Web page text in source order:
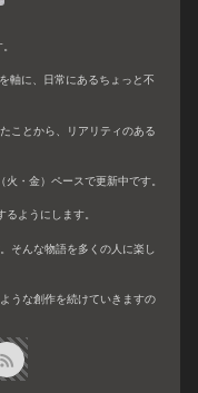
軸に、日常にあるちょっと不
ことから、リアリティのある
・金）ペースで更新中です。
ようにします。
そんな物語を多くの人に楽し
うな創作を続けていきますの